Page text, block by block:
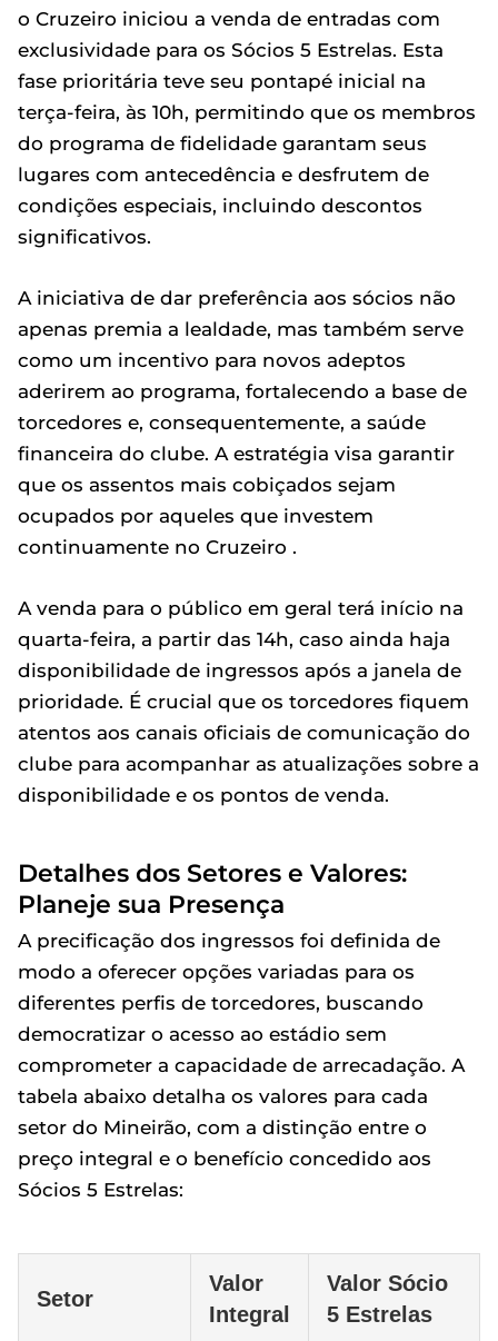
o Cruzeiro iniciou a venda de entradas com
exclusividade para os Sócios 5 Estrelas. Esta
fase prioritária teve seu pontapé inicial na
terça-feira, às 10h, permitindo que os membros
do programa de fidelidade garantam seus
lugares com antecedência e desfrutem de
condições especiais, incluindo descontos
significativos.
A iniciativa de dar preferência aos sócios não
apenas premia a lealdade, mas também serve
como um incentivo para novos adeptos
aderirem ao programa, fortalecendo a base de
torcedores e, consequentemente, a saúde
financeira do clube. A estratégia visa garantir
que os assentos mais cobiçados sejam
ocupados por aqueles que investem
continuamente no Cruzeiro .
A venda para o público em geral terá início na
quarta-feira, a partir das 14h, caso ainda haja
disponibilidade de ingressos após a janela de
prioridade. É crucial que os torcedores fiquem
atentos aos canais oficiais de comunicação do
clube para acompanhar as atualizações sobre a
disponibilidade e os pontos de venda.
Detalhes dos Setores e Valores:
Planeje sua Presença
A precificação dos ingressos foi definida de
modo a oferecer opções variadas para os
diferentes perfis de torcedores, buscando
democratizar o acesso ao estádio sem
comprometer a capacidade de arrecadação. A
tabela abaixo detalha os valores para cada
setor do Mineirão, com a distinção entre o
preço integral e o benefício concedido aos
Sócios 5 Estrelas:
Setor
Valor
Integral
Valor Sócio
5 Estrelas